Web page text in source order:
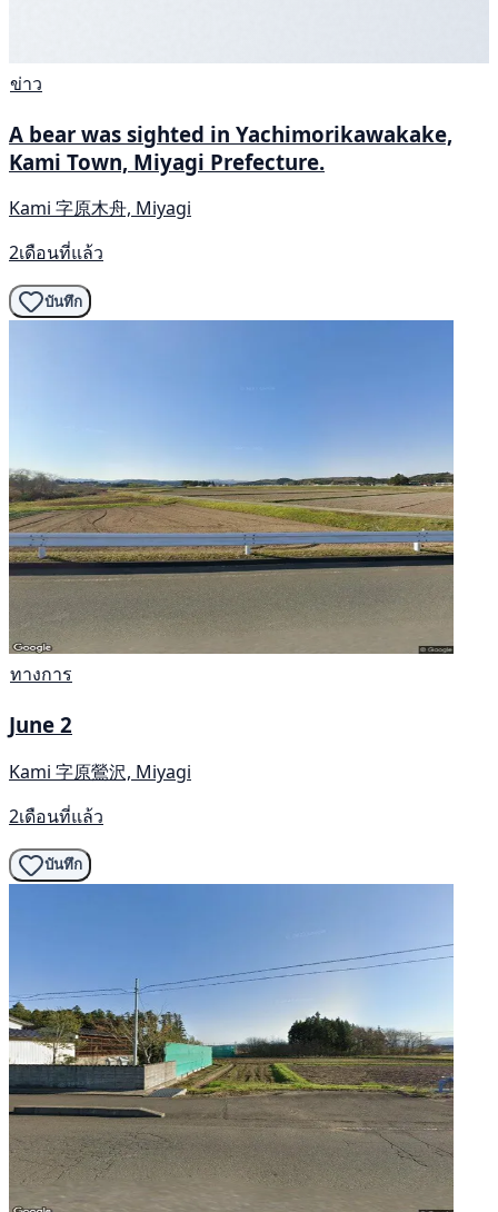
ข่าว
A bear was sighted in Yachimorikawakake,
Kami Town, Miyagi Prefecture.
Kami 字原木舟, Miyagi
2เดือนที่แล้ว
บันทึก
ทางการ
June 2
Kami 字原鶯沢, Miyagi
2เดือนที่แล้ว
บันทึก